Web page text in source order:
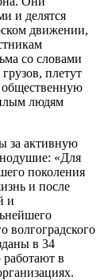
и делятся
движении,
со словами
плетут
людям
за активную
«Для
поколения
и после
и
волгоградского
в 34
в